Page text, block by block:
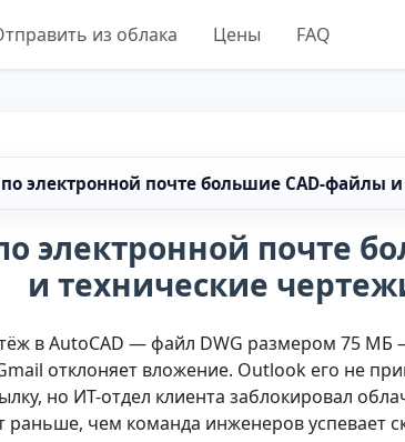
из облака Цены FAQ
электронной почте большие CAD-файлы
электронной почте
и технические
в AutoCAD — файл DWG размером 75 МБ
отклоняет вложение. Outlook его не
но ИТ-отдел клиента заблокировал
раньше, чем команда инженеров успевает